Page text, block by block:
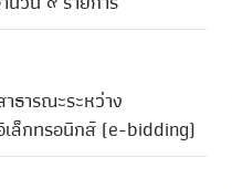
ธารณะระหว่าง
ล็กทรอนิกส์ (e-bidding)